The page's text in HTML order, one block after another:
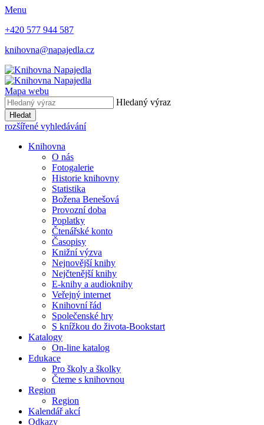
Menu
+420 577 944 587
knihovna@napajedla.cz
Mapa webu
Hledaný výraz
Hledat
rozšířené vyhledávání
Knihovna
O nás
Fotogalerie
Historie knihovny
Statistika
Božena Benešová
Provozní doba
Poplatky
Čtenářské konto
Časopisy
Knižní výzva
Nejnovější knihy
Nejčtenější knihy
E-knihy a audioknihy
Veřejný internet
Knihovní řád
Společenské hry
S knížkou do života-Bookstart
Katalogy
On-line katalog
Edukace
Pro školy a školky
Čteme s knihovnou
Region
Region
Kalendář akcí
Odkazy